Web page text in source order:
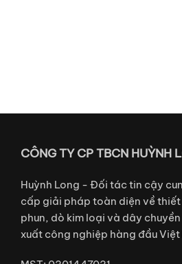
CÔNG TY CP TBCN HUỲNH
Huỳnh Long - Đối tác tin cậy
cấp giải pháp toàn diện về thiết
phun, dò kim loại và dây
xuất công nghiệp hàng đầu Việt